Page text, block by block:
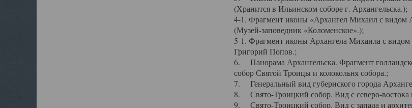
(Хранится в Ильинском соборе г. Архангельска.);
4-1. Фрагмент иконы «Архангел Михаил с видом
(Музей-заповедник «Коломенское».);
5-1. Фрагмент иконы Архангела Михаила с
Григорий Попов.;
6. Панорама Архангельска. Фрагмент
собор Святой Троицы и колокольня собора.;
7. Генеральный вид губернского города
8. Свято-Троицкий собор. Вид с северо-востока
9. Свято-Троицкий собор. Вид с запада и